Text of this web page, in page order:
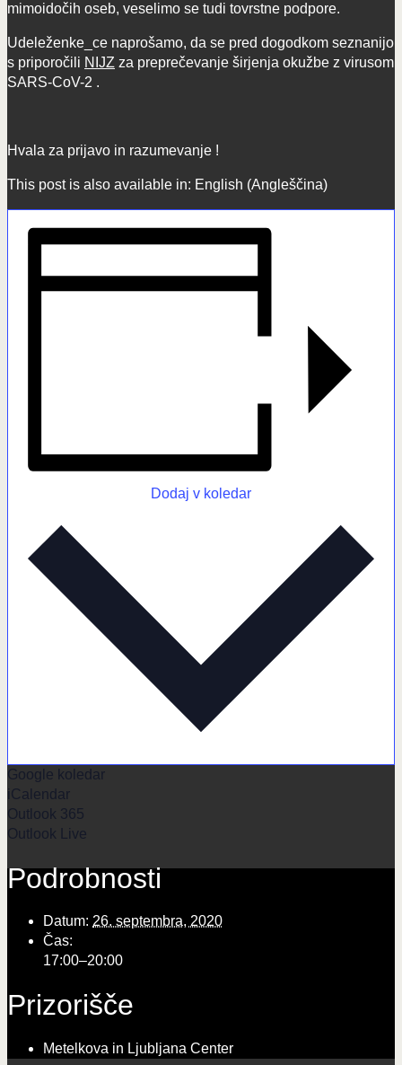
mimoidočih oseb, veselimo se tudi tovrstne podpore.
Udeleženke_ce naprošamo, da se pred dogodkom seznanijo
s priporočili NIJZ za preprečevanje širjenja okužbe z virusom
SARS-CoV-2 .
Hvala za prijavo in razumevanje !
This post is also available in: English (Angleščina)
Dodaj v koledar
Google koledar
iCalendar
Outlook 365
Outlook Live
Podrobnosti
Datum: 26. septembra, 2020
Čas:
17:00–20:00
Prizorišče
Metelkova in Ljubljana Center